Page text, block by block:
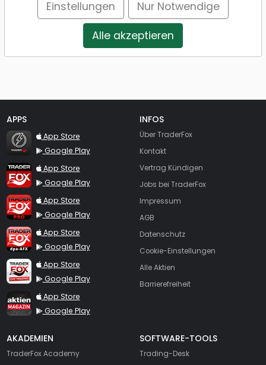
Nutzen Sie Ihre desk.traderfox.com Zugangsdaten
APPS
TraderFox Flash
App Store
Google Play
TraderFox App
App Store
Google Play
TraderFox Pro
App Store
Google Play
TraderFox dpa-AFX ProFeed
App Store
Google Play
TraderFox Live Trading
App Store
Google Play
TraderFox aktien Magazin
App Store
Google Play
INFOS
Über TraderFox
Kontakt
Vertrag Kündigen
Jobs bei TraderFox
Impressum
AGB
Datenschutz
Cookie-Einstellungen
Alle Aktien
Barrierefreiheit
AKADEMIEN
TraderFox Academy
SOFTWARE-TOOLS
Trading-Desk
Einstellungen Nur Notwendige
Alle akzeptieren